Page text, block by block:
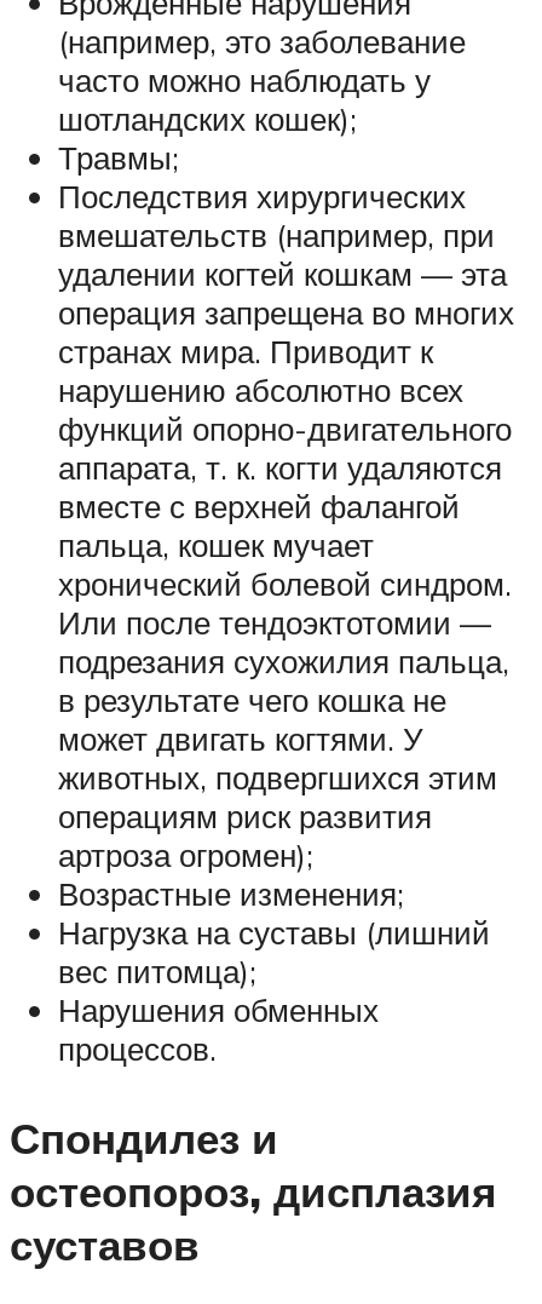
(например, это заболевание
часто можно наблюдать у
шотландских кошек);
Травмы;
Последствия хирургических
вмешательств (например, при
удалении когтей кошкам — эта
операция запрещена во многих
странах мира. Приводит к
нарушению абсолютно всех
функций опорно-двигательного
аппарата, т. к. когти удаляются
вместе с верхней фалангой
пальца, кошек мучает
хронический болевой синдром.
Или после тендоэктотомии —
подрезания сухожилия пальца,
в результате чего кошка не
может двигать когтями. У
животных, подвергшихся этим
операциям риск развития
артроза огромен);
Возрастные изменения;
Нагрузка на суставы (лишний
вес питомца);
Нарушения обменных
процессов.
Спондилез и
остеопороз, дисплазия
суставов